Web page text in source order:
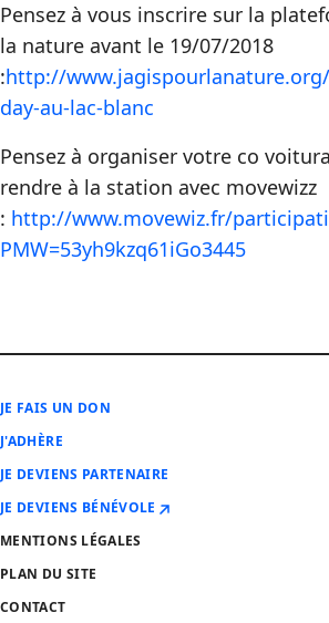
Pensez à vous inscrire sur la
la nature avant le 19/07/2018
:http://
day-au-lac-blanc
Pensez à organiser votre co
rendre à la station avec movewizz
: http://www.movewiz.fr/
PMW=53yh9kzq61iGo3445
JE FAIS UN DON
J'ADHÈRE
JE DEVIENS PARTENAIRE
JE DEVIENS BÉNÉVOLE
MENTIONS LÉGALES
PLAN DU SITE
CONTACT